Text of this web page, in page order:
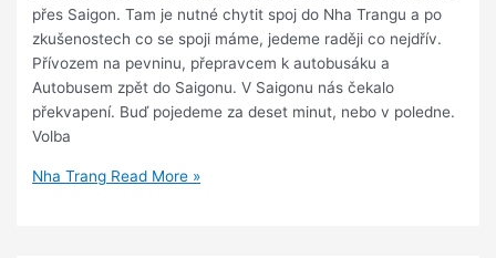
přes Saigon. Tam je nutné chytit spoj do Nha Trangu a po
zkušenostech co se spoji máme, jedeme raději co nejdřív.
Přívozem na pevninu, přepravcem k autobusáku a
Autobusem zpět do Saigonu. V Saigonu nás čekalo
překvapení. Buď pojedeme za deset minut, nebo v poledne.
Volba
Nha Trang Read More »